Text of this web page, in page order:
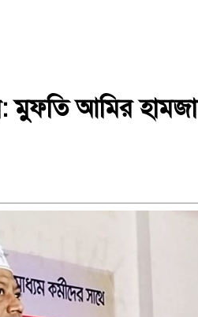
মুফতি আমির হামজা